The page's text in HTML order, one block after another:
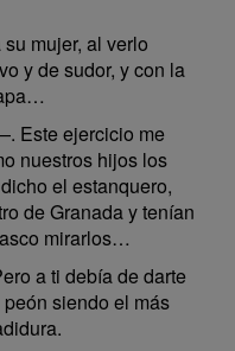
mujer, al verlo
y de sudor, y con la
Este ejercicio me
nuestros hijos los
el estanquero,
de Granada y tenían
mirarlos…
a ti debía de darte
siendo el más